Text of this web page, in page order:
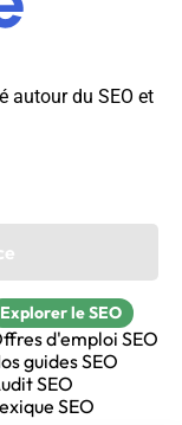
autour du SEO et
Explorer le SEO
d'emploi SEO
guides SEO
SEO
SEO